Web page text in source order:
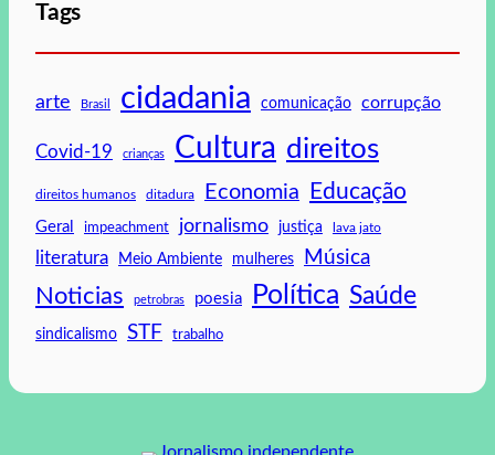
Tags
arte Brasil cidadania comunicação corrupção
Covid-19 crianças Cultura direitos
direitos humanos ditadura Economia Educação
Geral impeachment jornalismo justiça lava jato
literatura Meio Ambiente mulheres Música
Noticias petrobras poesia Política Saúde
sindicalismo STF trabalho